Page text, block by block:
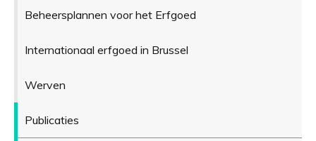
Beheersplannen voor het Erfgoed
Internationaal erfgoed in Brussel
Werven
Publicaties